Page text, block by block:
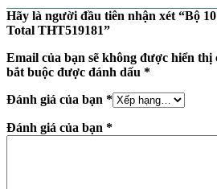
Hãy là người đầu tiên nhận xét “Bộ
Total THT519181”
Email của bạn sẽ không được hiển thị
bắt buộc được đánh dấu *
Đánh giá của bạn *
Đánh giá của bạn *